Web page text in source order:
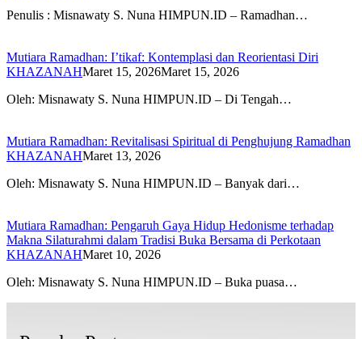
Penulis : Misnawaty S. Nuna HIMPUN.ID – Ramadhan…
Mutiara Ramadhan: I’tikaf: Kontemplasi dan Reorientasi Diri
KHAZANAHMaret 15, 2026Maret 15, 2026
Oleh: Misnawaty S. Nuna HIMPUN.ID – Di Tengah…
Mutiara Ramadhan: Revitalisasi Spiritual di Penghujung Ramadhan
KHAZANAHMaret 13, 2026
Oleh: Misnawaty S. Nuna HIMPUN.ID – Banyak dari…
Mutiara Ramadhan: Pengaruh Gaya Hidup Hedonisme terhadap
Makna Silaturahmi dalam Tradisi Buka Bersama di Perkotaan
KHAZANAHMaret 10, 2026
Oleh: Misnawaty S. Nuna HIMPUN.ID – Buka puasa…